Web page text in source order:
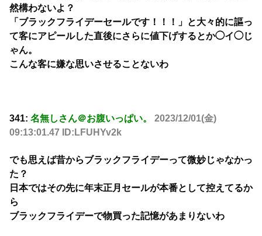
然構わないよ？
「ブラックフライデーセールです！！！」と大々的に謳っ
て客にアピールした直後にさらに値下げするとか◯イ◯じ
ゃん。
こんな客に嫌な思いさせることないわ
341: 名無しさん＠お腹いっぱい。
2023/12/01(金)
09:13:01.47 ID:LFUHYv2k
でも思えば昔からブラックフライデーって微妙じゃなかっ
た？
日本ではその先に年末正月セールが本番として控えてるか
ら
ブラックフライデーで物買った記憶があまりないわ